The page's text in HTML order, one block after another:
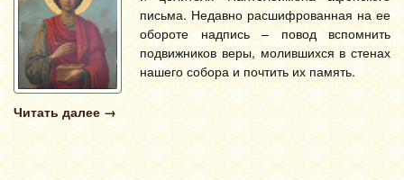
письма. Недавно расшифрованная на ее
обороте надпись – повод вспомнить
подвижников веры, молившихся в стенах
нашего собора и почтить их память.
Читать далее →